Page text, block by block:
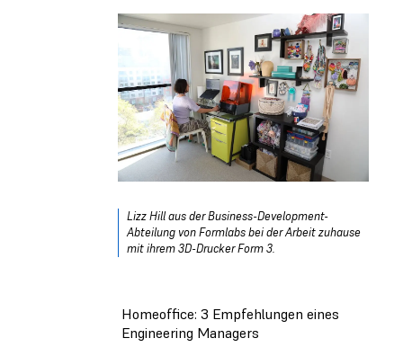
Lizz Hill aus der Business-Development-
Abteilung von Formlabs bei der Arbeit zuhause
mit ihrem 3D-Drucker Form 3.
Homeoffice: 3 Empfehlungen eines
Engineering Managers